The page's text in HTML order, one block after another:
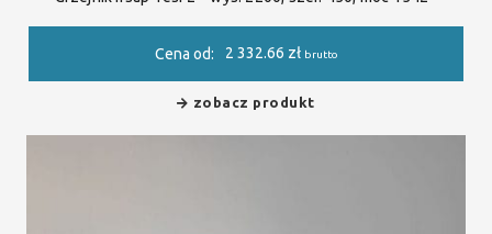
Cena od: 2 332.66 zł brutto
zobacz produkt